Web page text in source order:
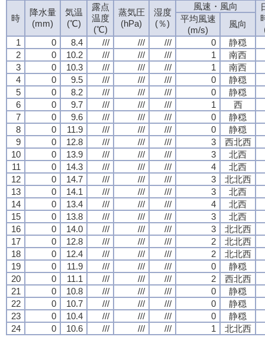
時
降水量
(mm)
気温
(℃)
露点
温度
(℃)
蒸気圧
(hPa)
湿度
(％)
風速・風向
平均風速
(m/s)
風向
1
0 8.4 /// /// /// 0
静穏
2
0 10.2 /// /// /// 1
南西
3
0 10.3 /// /// /// 1
南西
4
0 9.5 /// /// /// 0
静穏
5
0 8.2 /// /// /// 0
静穏
6
0 9.7 /// /// /// 1
西
7
0 9.6 /// /// /// 0
静穏
8
0 11.9 /// /// /// 0
静穏
9
0 12.8 /// /// /// 3
西北西
10
0 13.9 /// /// /// 3
北西
11
0 14.3 /// /// /// 4
北西
12
0 14.7 /// /// /// 3
北北西
13
0 14.1 /// /// /// 3
北西
14
0 13.4 /// /// /// 4
北西
15
0 13.8 /// /// /// 3
北西
16
0 14.0 /// /// /// 3
北北西
17
0 12.8 /// /// /// 2
北北西
18
0 12.4 /// /// /// 2
北北西
19
0 11.9 /// /// /// 0
静穏
20
0 11.1 /// /// /// 2
西北西
21
0 10.8 /// /// /// 0
静穏
22
0 10.7 /// /// /// 0
静穏
23
0 10.4 /// /// /// 0
静穏
24
0 10.6 /// /// /// 1 北北西